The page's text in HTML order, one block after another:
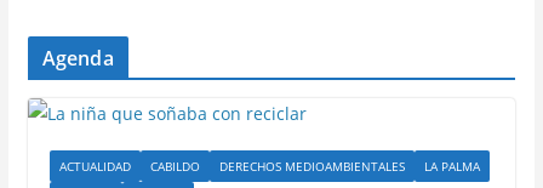
Agenda
ACTUALIDAD CABILDO DERECHOS MEDIOAMBIENTALES
LA PALMA